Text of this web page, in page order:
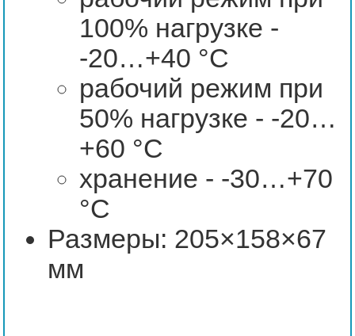
100% нагрузке -
-20…+40 °С
рабочий режим при
50% нагрузке - -20…
+60 °С
хранение - -30…+70
°С
Размеры: 205×158×67
мм